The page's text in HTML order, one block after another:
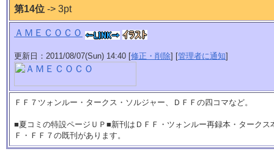
第14位 -> 3pt
ＡＭＥＣＯＣＯ
更新日：2011/08/07(Sun) 14:40 [修正・削除] [管理者に通知]
ＦＦ７ツォンルー・タークス・ソルジャー、ＤＦＦの四コマなど。
■夏コミの特設ページＵＰ■新刊はＤＦＦ・ツォンルー再録本・タークス
Ｆ・ＦＦ７の既刊があります。